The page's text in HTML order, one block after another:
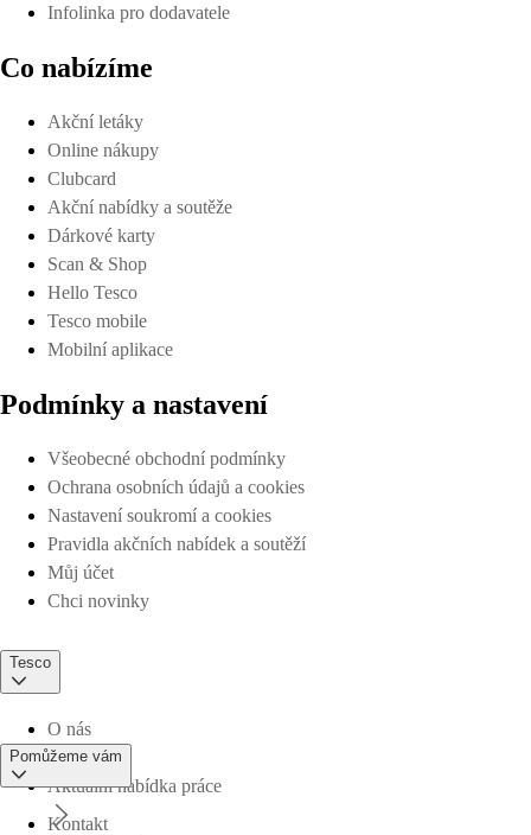
Infolinka pro dodavatele
Co nabízíme
Akční letáky
Online nákupy
Clubcard
Akční nabídky a soutěže
Dárkové karty
Scan & Shop
Hello Tesco
Tesco mobile
Mobilní aplikace
Podmínky a nastavení
Všeobecné obchodní podmínky
Ochrana osobních údajů a cookies
Nastavení soukromí a cookies
Pravidla akčních nabídek a soutěží
Můj účet
Chci novinky
Tesco
O nás
Aktuální nabídka práce
Pomůžeme vám
Kontakt